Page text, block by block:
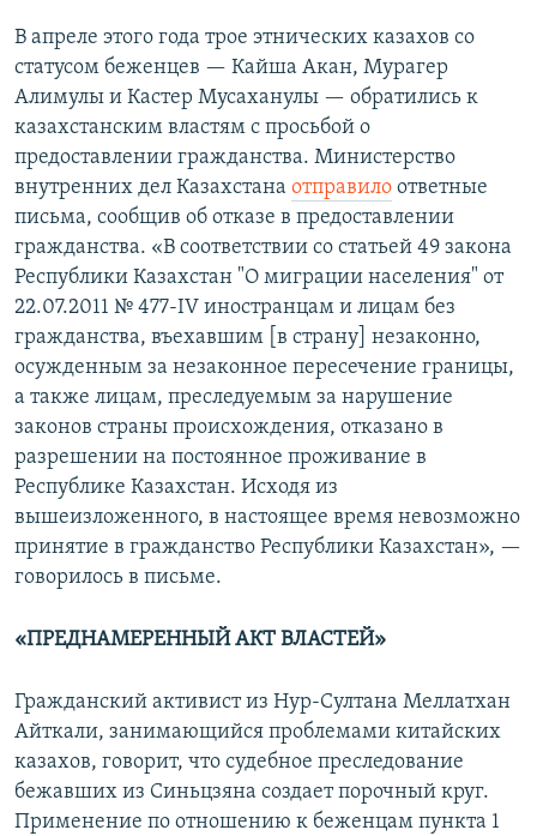
В апреле этого года трое этнических казахов со
статусом беженцев — Кайша Акан, Мурагер
Алимулы и Кастер Мусаханулы — обратились к
казахстанским властям с просьбой о
предоставлении гражданства. Министерство
внутренних дел Казахстана отправило ответные
письма, сообщив об отказе в предоставлении
гражданства. «В соответствии со статьей 49 закона
Республики Казахстан "О миграции населения" от
22.07.2011 № 477-IV иностранцам и лицам без
гражданства, въехавшим [в страну] незаконно,
осужденным за незаконное пересечение границы,
а также лицам, преследуемым за нарушение
законов страны происхождения, отказано в
разрешении на постоянное проживание в
Республике Казахстан. Исходя из
вышеизложенного, в настоящее время невозможно
принятие в гражданство Республики Казахстан», —
говорилось в письме.
«ПРЕДНАМЕРЕННЫЙ АКТ ВЛАСТЕЙ»
Гражданский активист из Нур-Султана Меллатхан
Айткали, занимающийся проблемами китайских
казахов, говорит, что судебное преследование
бежавших из Синьцзяна создает порочный круг.
Применение по отношению к беженцам пункта 1